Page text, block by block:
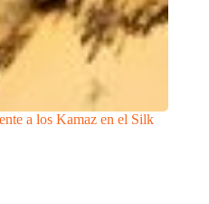
a los Kamaz en el Silk